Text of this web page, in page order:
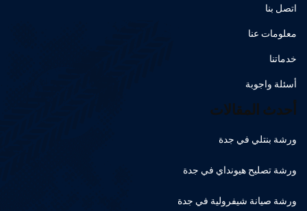
اتصل بنا
معلومات عنا
خدماتنا
أسئلة واجوبة
أحدث المقالات
ورشة بنتلي في جدة
ورشة تصليح هيونداي في جدة
ورشة صيانة شيفرولية في جدة